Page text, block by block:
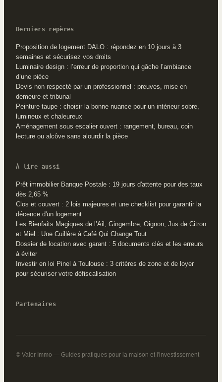
Derniers repères
Proposition de logement DALO : répondez en 10 jours à 3
semaines et sécurisez vos droits
Luminaire design : l’erreur de proportion qui gâche l’ambiance
d’une pièce
Devis non respecté par un professionnel : preuves, mise en
demeure et tribunal
Peinture taupe : choisir la bonne nuance pour un intérieur sobre,
lumineux et chaleureux
Aménagement sous escalier ouvert : rangement, bureau, coin
lecture ou alcôve sans alourdir la pièce
À lire aussi
Prêt immobilier Banque Postale : 19 jours d'attente pour des taux
dès 2,65 %
Clos et couvert : 2 lois majeures et une checklist pour garantir la
décence d'un logement
Les Bienfaits Magiques de l’Ail, Gingembre, Oignon, Jus de Citron
et Miel : Une Cuillère à Café Qui Change Tout
Dossier de location avec garant : 5 documents clés et les erreurs
à éviter
Investir en loi Pinel à Toulouse : 3 critères de zone et de loyer
pour sécuriser votre défiscalisation
Partenaires
© Valor Immo — Guides pratiques pour la maison et l'investissement